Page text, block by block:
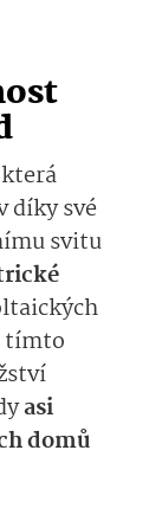
díky své
svitu
tímto
asi
domů